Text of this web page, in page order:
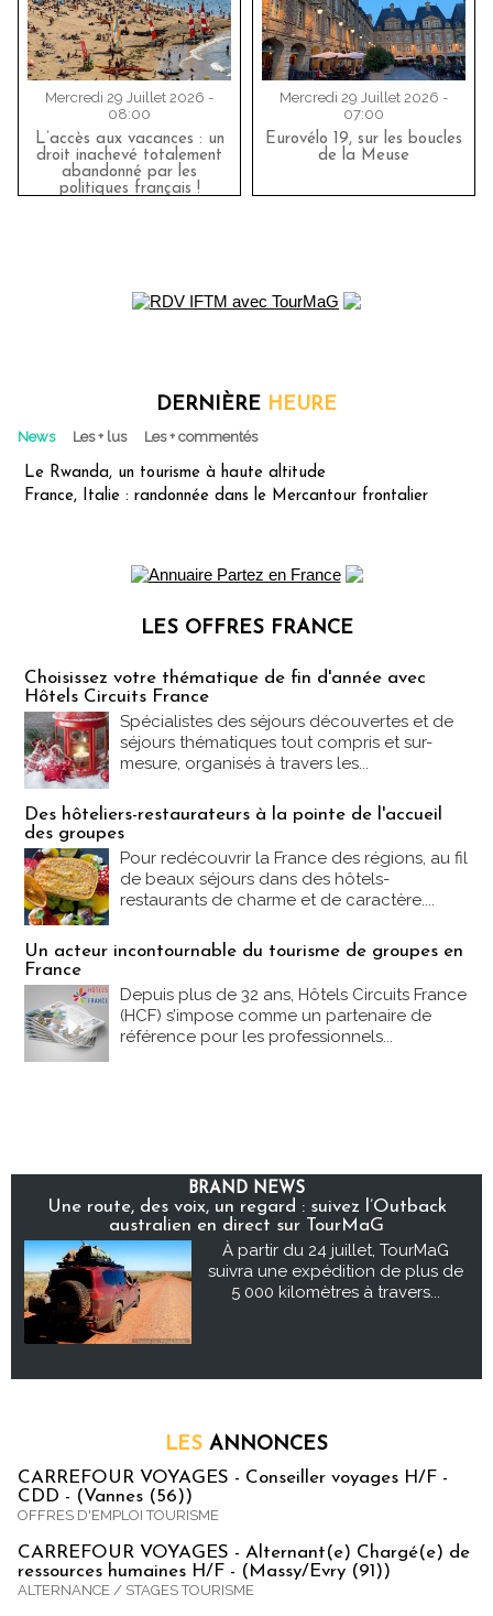
Mercredi 29 Juillet 2026 -
08:00
L’accès aux vacances : un
droit inachevé totalement
abandonné par les
politiques français !
Mercredi 29 Juillet 2026 -
07:00
Eurovélo 19, sur les boucles
de la Meuse
DERNIÈRE HEURE
News Les + lus Les + commentés
Le Rwanda, un tourisme à haute altitude
France, Italie : randonnée dans le Mercantour frontalier
LES OFFRES FRANCE
Choisissez votre thématique de fin d'année avec
Hôtels Circuits France
Spécialistes des séjours découvertes et de
séjours thématiques tout compris et sur-
mesure, organisés à travers les...
Des hôteliers-restaurateurs à la pointe de l'accueil
des groupes
Pour redécouvrir la France des régions, au fil
de beaux séjours dans des hôtels-
restaurants de charme et de caractère....
Un acteur incontournable du tourisme de groupes en
France
Depuis plus de 32 ans, Hôtels Circuits France
(HCF) s’impose comme un partenaire de
référence pour les professionnels...
BRAND NEWS
Une route, des voix, un regard : suivez l’Outback
australien en direct sur TourMaG
À partir du 24 juillet, TourMaG
suivra une expédition de plus de
5 000 kilomètres à travers...
LES ANNONCES
CARREFOUR VOYAGES - Conseiller voyages H/F -
CDD - (Vannes (56))
OFFRES D'EMPLOI TOURISME
CARREFOUR VOYAGES - Alternant(e) Chargé(e) de
ressources humaines H/F - (Massy/Evry (91))
ALTERNANCE / STAGES TOURISME